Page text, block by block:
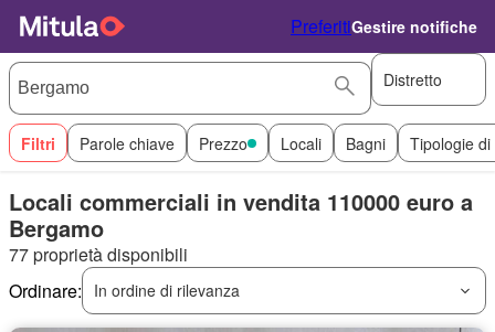
PreferitiGestire notifiche
Distretto
Filtri Parole chiave Prezzo Locali Bagni Tipologie
Locali commerciali in vendita 110000 euro a
Bergamo
77 proprietà disponibili
Ordinare:
In ordine di rilevanza